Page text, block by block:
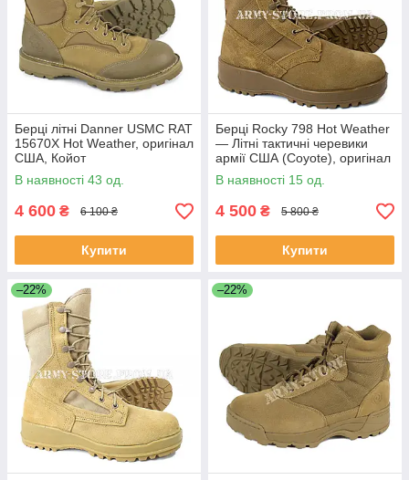
Берці літні Danner USMC RAT
15670X Hot Weather, оригінал
США, Койот
В наявності 43 од.
4 600 ₴ 6 100 ₴
Купити
Берці Rocky 798 Hot Weather
— Літні тактичні черевики
армії США (Coyote), оригінал
В наявності 15 од.
4 500 ₴ 5 800 ₴
Купити
–22% –22%